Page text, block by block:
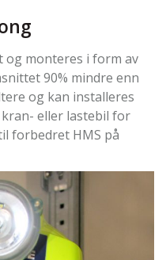
og monteres i form av
90% mindre enn
og kan installeres
eller lastebil for
forbedret HMS på